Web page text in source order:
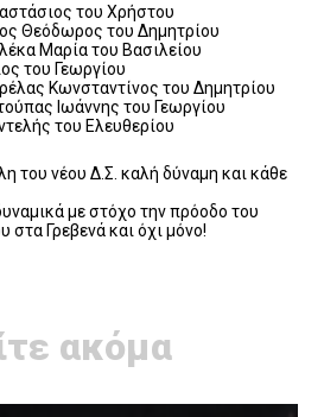
του Χρήστου
Θεόδωρος του Δημητρίου
Μαρία του Βασιλείου
του Γεωργίου
Κωνσταντίνος του Δημητρίου
Ιωάννης του Γεωργίου
του Ελευθερίου
του νέου Δ.Σ. καλή δύναμη και κάθε
με στόχο την πρόοδο του
στα Γρεβενά και όχι μόνο!
ακόμα